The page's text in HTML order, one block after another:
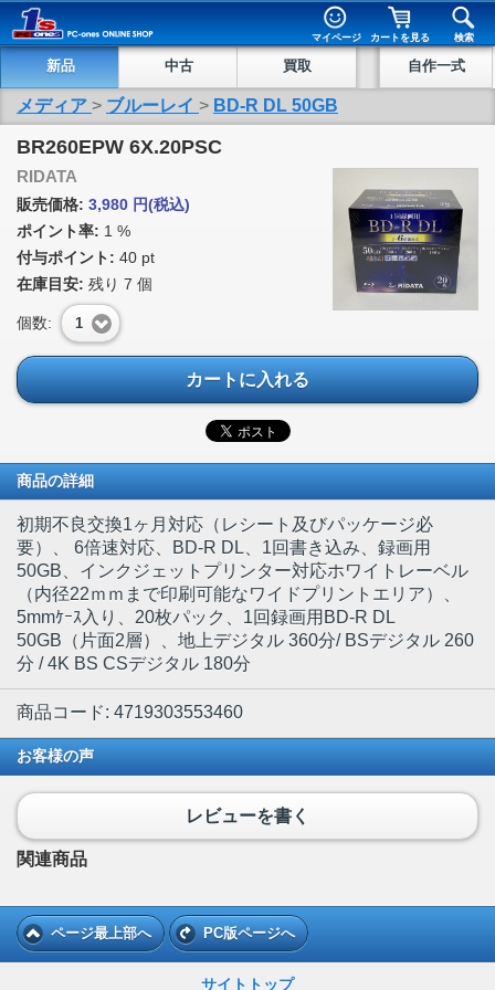
マイページ カートを見る 検索
新品 中古 買取 自作一式
メディア > ブルーレイ > BD-R DL 50GB
BR260EPW 6X.20PSC
RIDATA
販売価格: 3,980 円(税込)
ポイント率: 1 %
付与ポイント: 40 pt
在庫目安: 残り 7 個
個数: 1
カートに入れる
商品の詳細
初期不良交換1ヶ月対応（レシート及びパッケージ必
要）、 6倍速対応、BD-R DL、1回書き込み、録画用
50GB、インクジェットプリンター対応ホワイトレーベル
（内径22ｍｍまで印刷可能なワイドプリントエリア）、
5mmｹｰｽ入り、20枚パック、1回録画用BD-R DL
50GB（片面2層）、地上デジタル 360分/ BSデジタル 260
分 / 4K BS CSデジタル 180分
商品コード: 4719303553460
お客様の声
レビューを書く
関連商品
ページ最上部へ PC版ページへ
サイトトップ